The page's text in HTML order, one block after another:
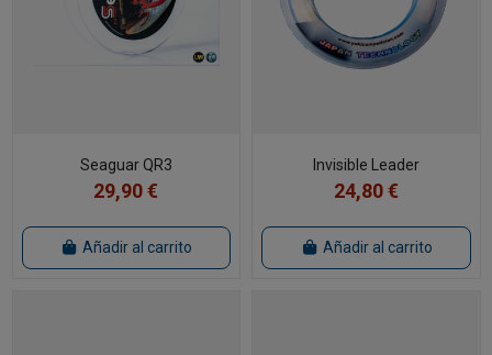
Seaguar QR3
29,90 €
Añadir al carrito
Invisible Leader
24,80 €
Añadir al carrito